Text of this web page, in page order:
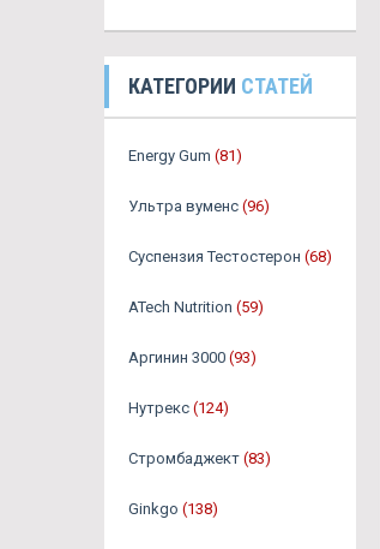
КАТЕГОРИИ СТАТЕЙ
Energy Gum (81)
Ультра вуменс (96)
Суспензия Тестостерон (68)
ATech Nutrition (59)
Аргинин 3000 (93)
Нутрекс (124)
Стромбаджект (83)
Ginkgo (138)